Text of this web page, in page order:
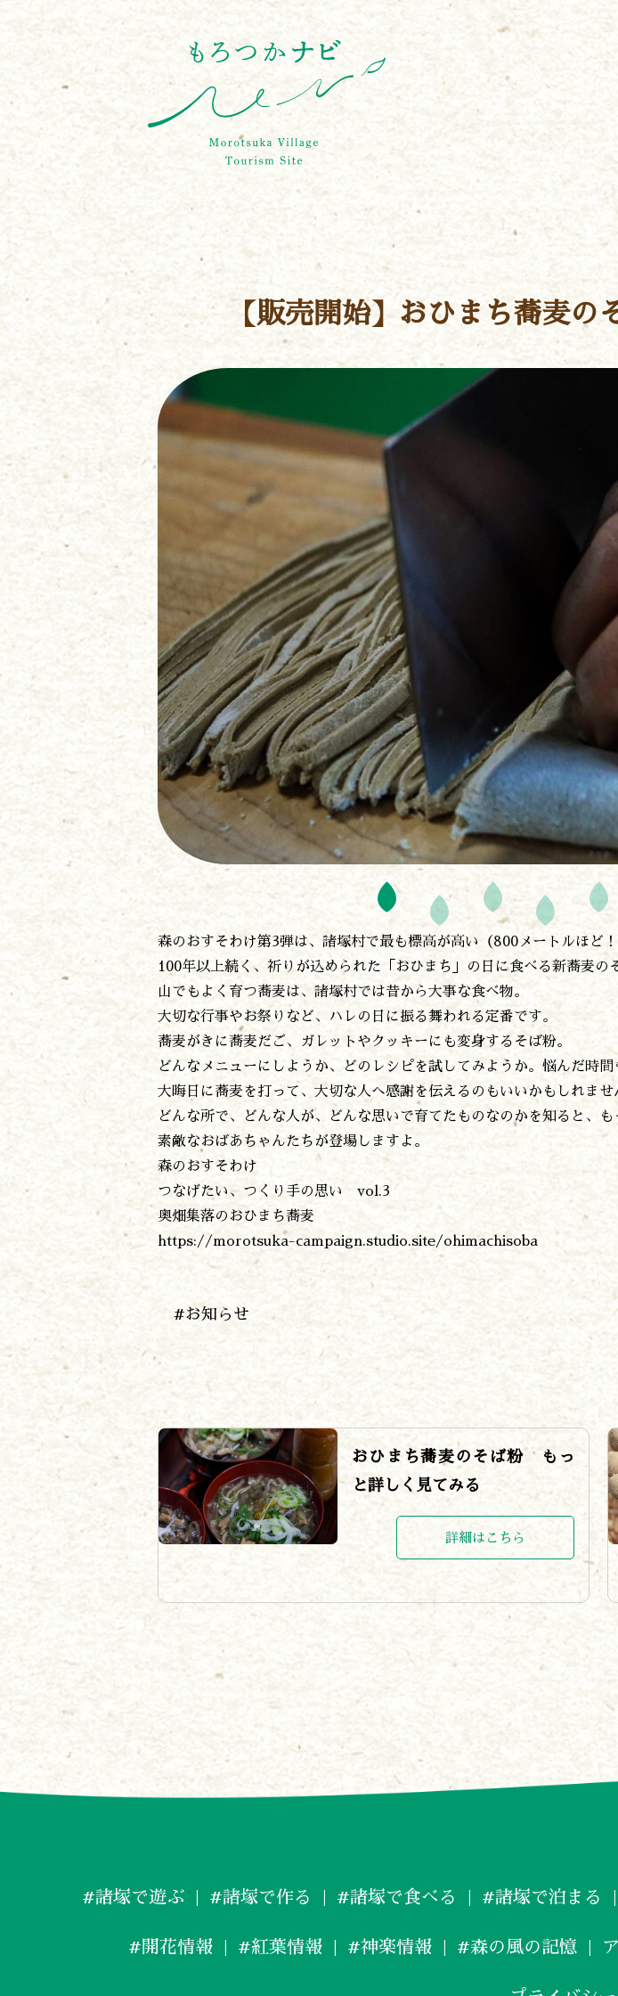
【販売開始】おひまち蕎麦
森のおすそわけ第3弾は、諸塚村で最も標高が高い（800メートルほど
100年以上続く、祈りが込められた「おひまち」の日に食べる新蕎麦の
山でもよく育つ蕎麦は、諸塚村では昔から大事な食べ物。
大切な行事やお祭りなど、ハレの日に振る舞われる定番です。
蕎麦がきに蕎麦だご、ガレットやクッキーにも変身するそば粉。
どんなメニューにしようか、どのレシピを試してみようか。悩んだ時間
大晦日に蕎麦を打って、大切な人へ感謝を伝えるのもいいかもしれませ
どんな所で、どんな人が、どんな思いで育てたものなのかを知ると、も
素敵なおばあちゃんたちが登場しますよ。
森のおすそわけ
つなげたい、つくり手の思い vol.3
奥畑集落のおひまち蕎麦
https://morotsuka-campaign.studio.site/ohimachisoba
#お知らせ
おひまち蕎麦のそば粉 もっ
と詳しく見てみる
詳細はこちら
#諸塚で遊ぶ #諸塚で作る #諸塚で食べる #諸塚で泊まる
#開花情報 #紅葉情報 #神楽情報 #森の風の記憶
観る
神楽情報
アクセス
諸塚村観光協会
プライバシーポ
〒883-1301
宮崎県東臼杵郡諸塚村家代
TEL: 0982-